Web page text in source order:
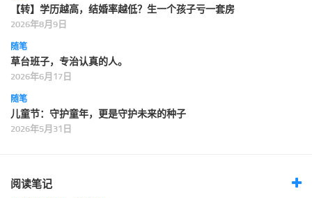
【转】学历越高，结婚率越低？生一个孩子亏一套房
2026年8月9日
随笔
草台班子，专治认真的人。
2026年6月17日
随笔
儿童节：守护童年，更是守护未来的种子
2026年5月31日
阅读笔记